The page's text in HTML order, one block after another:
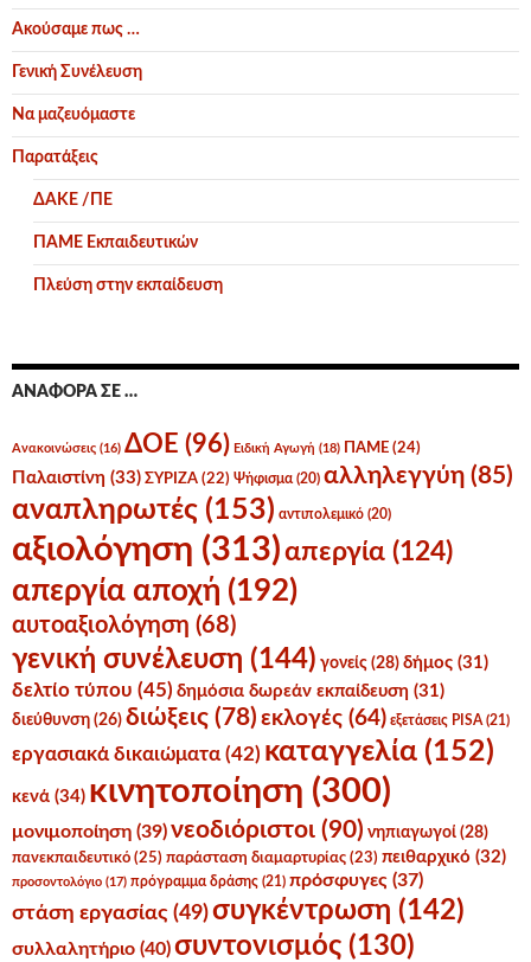
Ακούσαμε πως …
Γενική Συνέλευση
Να μαζευόμαστε
Παρατάξεις
ΔΑΚΕ /ΠΕ
ΠΑΜΕ Εκπαιδευτικών
Πλεύση στην εκπαίδευση
ΑΝΑΦΟΡΆ ΣΕ …
Ανακοινώσεις (16) ΔΟΕ (96) Ειδική Αγωγή (18) ΠΑΜΕ (24)
Παλαιστίνη (33) ΣΥΡΙΖΑ (22) Ψήφισμα (20) αλληλεγγύη (85)
αναπληρωτές (153) αντιπολεμικό (20)
αξιολόγηση (313)απεργία (124)
απεργία αποχή (192)
αυτοαξιολόγηση (68)
γενική συνέλευση (144) γονείς (28) δήμος (31)
δελτίο τύπου (45) δημόσια δωρεάν εκπαίδευση (31)
διεύθυνση (26) διώξεις (78) εκλογές (64) εξετάσεις PISA (21)
εργασιακά δικαιώματα(42) καταγγελία (152)
κενά (34) κινητοποίηση (300)
μονιμοποίηση (39)νεοδιόριστοι (90) νηπιαγωγοί (28)
πανεκπαιδευτικό (25) παράσταση διαμαρτυρίας (23) πειθαρχικό (32)
προσοντολόγιο (17) πρόγραμμα δράσης (21) πρόσφυγες (37)
στάση εργασίας (49)συγκέντρωση (142)
συλλαλητήριο (40)συντονισμός (130)